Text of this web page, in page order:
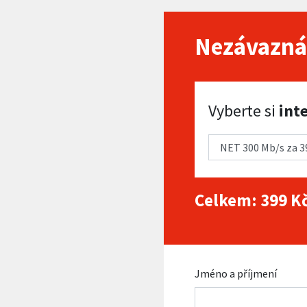
Vyberte si internet
Vyberte si
Celkem: 399
Jméno a příjmení